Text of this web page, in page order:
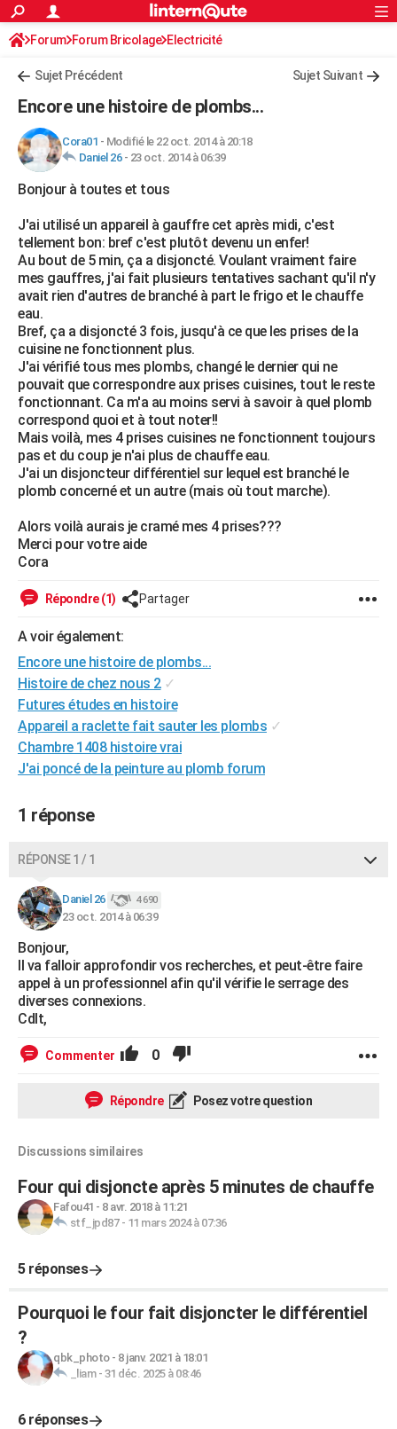
ACTUALITÉS
Politique
Société
Faits Divers
Education
Monde
Villes
+
FINANCE
Retraite
Impôts
Epargne
Immobilier
Risques naturels par ville
Banque
Assurance
Crédit
AUTO
Essais
Réserver un essai
Citadines
Berlines
SUV
Forum auto
+HIGH-TECH
Mobiles
Meilleur smartphone
Internet
Ordinateurs
Jeux vidéo
Guide high-tech
+BRICOLAGE
Forum
Aménagement intérieur
Extérieur
Cuisine
Salle de bains
Jardinage
Rangement
WEEK-END
LIFESTYLE
Art de vivre
Bien-être
Loisirs
Mode
Modes de vie
SANTE
Alimentation
Guide de la santé
Maladies
Médicaments
Sommeil
VOYAGE
Destinations
City break
Voyage nature
Voyage de noces
Forum
Climat
+PHOTO
GUIDES D'ACHAT
BONS PLANS
CARTE DE VOEUX
Carte de Noël
Carte Bonne année
Carte Saint-Valentin
Carte Pâques
Carte d'anniversaire
DICTIONNAIRE
Dictionnaire
Biographies
Citations
Expressions
Proverbes
PROGRAMME TV
COPAINS D'AVANT
S'inscrire
Se connecter
Lycées
Collèges
Primaires
Universités
Entreprises
Service militaire
Avis de recherche
AVIS DE DÉCÈS
FORUM
Bricolage
Lifestyle
Culture
SportAuto
Television
Voyage
Cinema
S'inscrire
Connexion
Forum Forum Bricolage Electricité
Sujet Précédent Sujet Suivant
Encore une histoire de plombs...
Cora01 - Modifié le 22 oct. 2014 à 20:18
Daniel 26- 23 oct. 2014 à 06:39
Bonjour à toutes et tous
J'ai utilisé un appareil à gauffre cet après midi, c'est
tellement bon: bref c'est plutôt devenu un enfer!
Au bout de 5 min, ça a disjoncté. Voulant vraiment faire
mes gauffres, j'ai fait plusieurs tentatives sachant qu'il n'y
avait rien d'autres de branché à part le frigo et le chauffe
eau.
Bref, ça a disjoncté 3 fois, jusqu'à ce que les prises de la
cuisine ne fonctionnent plus.
J'ai vérifié tous mes plombs, changé le dernier qui ne
pouvait que correspondre aux prises cuisines, tout le reste
fonctionnant. Ca m'a au moins servi à savoir à quel plomb
correspond quoi et à tout noter!!
Mais voilà, mes 4 prises cuisines ne fonctionnent toujours
pas et du coup je n'ai plus de chauffe eau.
J'ai un disjoncteur différentiel sur lequel est branché le
plomb concerné et un autre (mais où tout marche).
Alors voilà aurais je cramé mes 4 prises???
Merci pour votre aide
Cora
Répondre (1) Partager
A voir également:
Encore une histoire de plombs...
Histoire de chez nous 2 ✓
Futures études en histoire
Appareil a raclette fait sauter les plombs ✓
Chambre 1408 histoire vrai
J'ai poncé de la peinture au plomb forum
1 réponse
RÉPONSE 1 / 1
Daniel 26 4 690
23 oct. 2014 à 06:39
Bonjour,
Il va falloir approfondir vos recherches, et peut-être faire
appel à un professionnel afin qu'il vérifie le serrage des
diverses connexions.
Cdlt,
Commenter 0
Répondre Posez votre question
Discussions similaires
Four qui disjoncte après 5 minutes de chauffe
Fafou41 - 8 avr. 2018 à 11:21
stf_jpd87- 11 mars 2024 à 07:36
5 réponses
Pourquoi le four fait disjoncter le différentiel
?
qbk_photo- 8 janv. 2021 à 18:01
_liam- 31 déc. 2025 à 08:46
6 réponses